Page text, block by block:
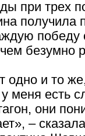
при трех
получила
победу
безумно
одно и то
меня есть
они
–